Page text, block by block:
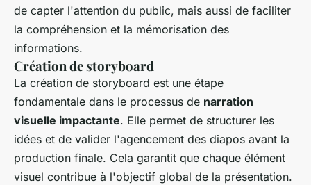
de capter l'attention du public, mais aussi de faciliter
la compréhension et la mémorisation des
informations.
Création de storyboard
La création de storyboard est une étape
fondamentale dans le processus de narration
visuelle impactante. Elle permet de structurer les
idées et de valider l'agencement des diapos avant la
production finale. Cela garantit que chaque élément
visuel contribue à l'objectif global de la présentation.